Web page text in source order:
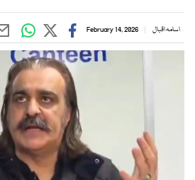
اسامہ اقبال February 14, 2026